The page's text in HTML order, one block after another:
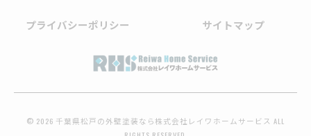
プライバシーポリシー サイトマップ
© 2026 千葉県松戸の外壁塗装なら株式会社レイワホームサービス ALL